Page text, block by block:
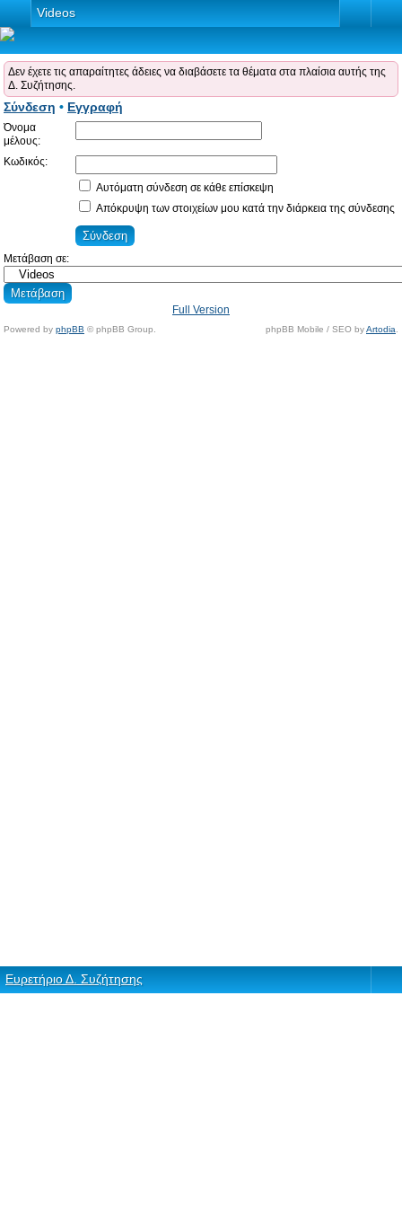
Videos
Δεν έχετε τις απαραίτητες άδειες να διαβάσετε τα θέματα στα πλαίσια αυτής της
Δ. Συζήτησης.
Σύνδεση • Εγγραφή
Όνομα
μέλους:
Κωδικός:
Αυτόματη σύνδεση σε κάθε επίσκεψη
Απόκρυψη των στοιχείων μου κατά την διάρκεια της σύνδεσης
Μετάβαση σε:
Full Version
Powered by phpBB © phpBB Group. phpBB Mobile / SEO byArtodia
Ευρετήριο Δ. Συζήτησης